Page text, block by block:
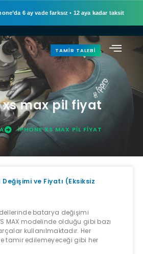
6 ay vade farksız • 12 aya kadar taksit
TAMIR TALEBI
xs max pil fiyat
IPHONE XS MAX PIL FIYAT
Değişimi ve Fiyatı (Eksiksiz
batarya değişimi
MAX modelinde olduğu gibi bazı
kullanılmaktadır. Her
tamir edilemeyeceği gibi her